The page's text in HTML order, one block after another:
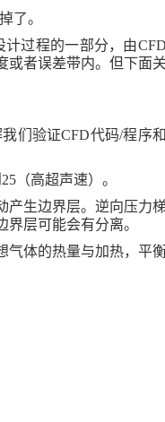
了。
过程的一部分，由CFD
或者误差带内。但下面
们验证CFD代码/程序
25 （高超声速）。
产生边界层。逆向压力
层可能会有分离。
气体的热量与加热，平